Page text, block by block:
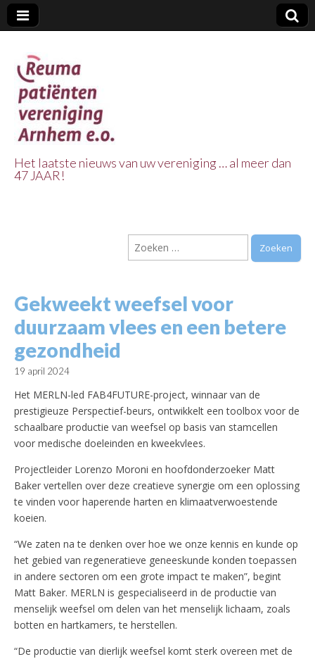
Vereniging
Arnhem e.o.
Het laatste nieuws van uw vereniging … al meer dan
47 JAAR!
Zoeken
naar:
Gekweekt weefsel voor
duurzaam vlees en een betere
gezondheid
19 april 2024
Het MERLN-led FAB4FUTURE-project, winnaar van de
prestigieuze Perspectief-beurs, ontwikkelt een toolbox voor de
schaalbare productie van weefsel op basis van stamcellen
voor medische doeleinden en kweekvlees.
Projectleider Lorenzo Moroni en hoofdonderzoeker Matt
Baker vertellen over deze creatieve synergie om een oplossing
te vinden voor haperende harten en klimaatverwoestende
koeien.
“We zaten na te denken over hoe we onze kennis en kunde op
het gebied van regeneratieve geneeskunde konden toepassen
in andere sectoren om een grote impact te maken”, begint
Matt Baker. MERLN is gespecialiseerd in de productie van
menselijk weefsel om delen van het menselijk lichaam, zoals
botten en hartkamers, te herstellen.
“De productie van dierlijk weefsel komt sterk overeen met de